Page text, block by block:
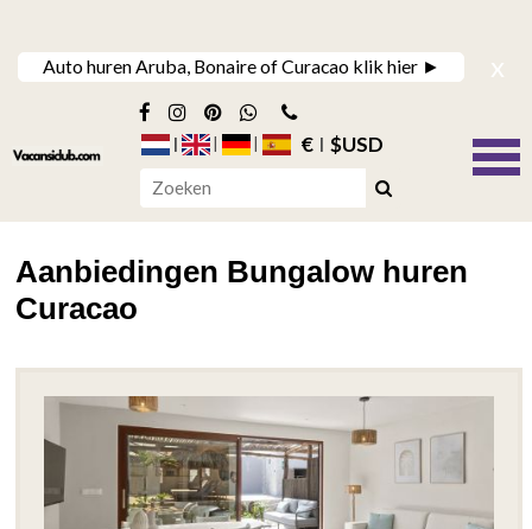
Auto huren Aruba, Bonaire of Curacao klik hier ► x
€ $USD
Aanbiedingen Bungalow huren
Curacao